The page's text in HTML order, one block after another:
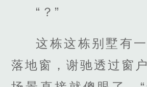
“？”
这栋这栋别墅有
落地窗，谢驰透过窗